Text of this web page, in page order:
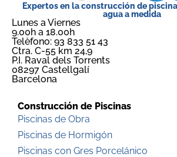
Expertos en la construcción de
agua a medida
Lunes a Viernes
9.00h a 18.00h
Telèfono: 93 833 51 43
Ctra. C-55 km 24,9
P.I. Raval dels Torrents
08297 Castellgalí
Barcelona
Construcción de Piscinas
Piscinas de Obra
Piscinas de Hormigón
Piscinas con Gres Porcelánico